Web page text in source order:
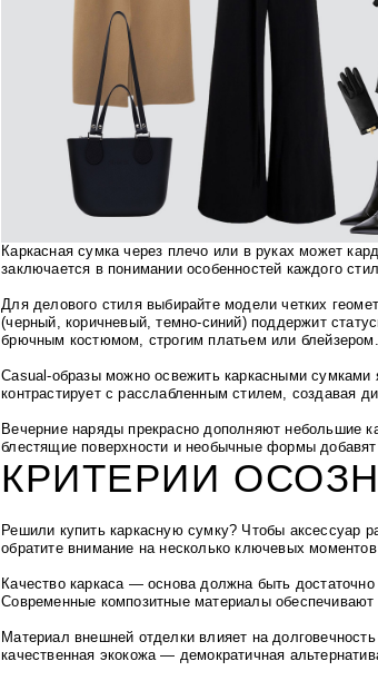
Каркасная сумка через плечо или в руках может
заключается в понимании особенностей каждого
Для делового стиля выбирайте модели четких
(черный, коричневый, темно-синий) поддержит
брючным костюмом, строгим платьем или блейзером.
Casual-образы можно освежить каркасными сумками
контрастирует с расслабленным стилем, создавая
Вечерние наряды прекрасно дополняют небольшие
блестящие поверхности и необычные формы добавят
КРИТЕРИИ
Решили купить каркасную сумку? Чтобы аксессуар
обратите внимание на несколько ключевых
Качество каркаса — основа должна быть
Современные композитные материалы
Материал внешней отделки влияет на
качественная экокожа — демократичная